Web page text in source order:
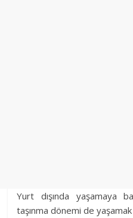
Yurt dışında yaşamaya
taşınma dönemi de